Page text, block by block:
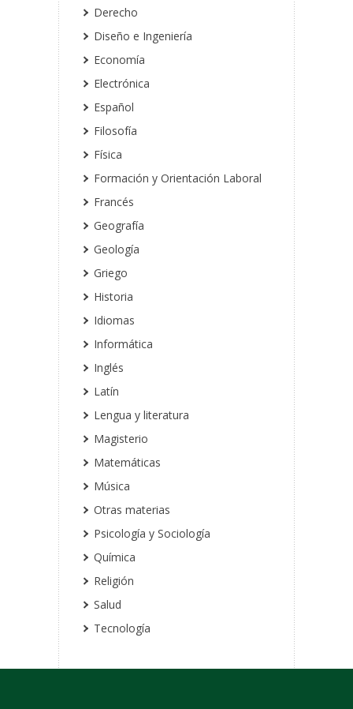
Derecho
Diseño e Ingeniería
Economía
Electrónica
Español
Filosofía
Física
Formación y Orientación Laboral
Francés
Geografía
Geología
Griego
Historia
Idiomas
Informática
Inglés
Latín
Lengua y literatura
Magisterio
Matemáticas
Música
Otras materias
Psicología y Sociología
Química
Religión
Salud
Tecnología